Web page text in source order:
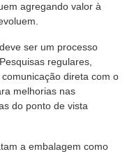
agregando valor à
ser um processo
regulares,
direta com o
melhorias nas
do ponto de vista
a embalagem como